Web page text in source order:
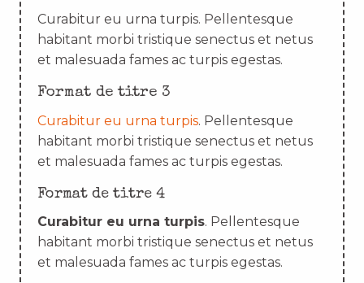
Curabitur eu urna turpis. Pellentesque
habitant morbi tristique senectus et netus
et malesuada fames ac turpis egestas.
Format de titre 3
Curabitur eu urna turpis. Pellentesque
habitant morbi tristique senectus et netus
et malesuada fames ac turpis egestas.
Format de titre 4
Curabitur eu urna turpis. Pellentesque
habitant morbi tristique senectus et netus
et malesuada fames ac turpis egestas.